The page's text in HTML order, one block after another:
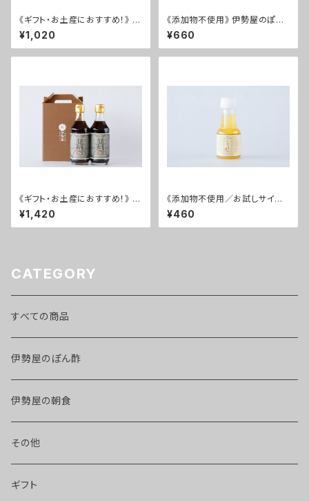
《ギフト・お土産におすすめ！》 し
ろぽんミニ 2本セット
¥1,020
《添加物不使用》 伊勢屋のぽん
酢 くろぽん
¥660
《ギフト・お土産におすすめ！》 く
ろぽん 2本セット
¥1,420
《添加物不使用／お試しサイ
ズ！》 伊勢屋のぽん酢 しろぽん
ミニ
¥460
CATEGORY
すべての商品
伊勢屋のぽん酢
伊勢屋の朝食
その他
ギフト